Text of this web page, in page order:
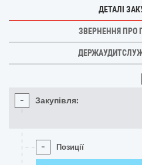
ДЕТАЛІ
ЗВЕРНЕННЯ ПРО
- Закупівля:
- Позиції